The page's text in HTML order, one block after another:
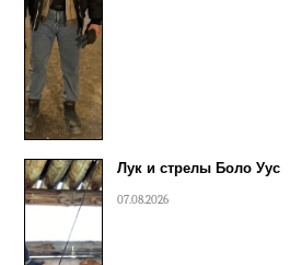
Лук и стрелы Боло Уус
07.08.2026